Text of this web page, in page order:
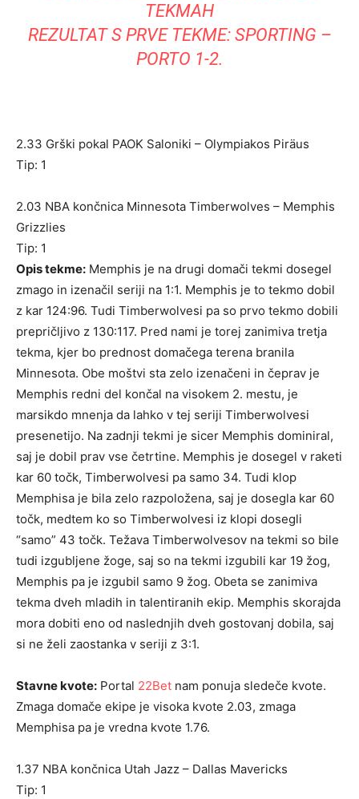
TEKMAH
REZULTAT S PRVE TEKME: SPORTING –
PORTO 1-2.
2.33 Grški pokal PAOK Saloniki – Olympiakos Piräus
Tip: 1
2.03 NBA končnica Minnesota Timberwolves – Memphis
Grizzlies
Tip: 1
Opis tekme: Memphis je na drugi domači tekmi dosegel
zmago in izenačil seriji na 1:1. Memphis je to tekmo dobil
z kar 124:96. Tudi Timberwolvesi pa so prvo tekmo dobili
prepričljivo z 130:117. Pred nami je torej zanimiva tretja
tekma, kjer bo prednost domačega terena branila
Minnesota. Obe moštvi sta zelo izenačeni in čeprav je
Memphis redni del končal na visokem 2. mestu, je
marsikdo mnenja da lahko v tej seriji Timberwolvesi
presenetijo. Na zadnji tekmi je sicer Memphis dominiral,
saj je dobil prav vse četrtine. Memphis je dosegel v raketi
kar 60 točk, Timberwolvesi pa samo 34. Tudi klop
Memphisa je bila zelo razpoložena, saj je dosegla kar 60
točk, medtem ko so Timberwolvesi iz klopi dosegli
“samo” 43 točk. Težava Timberwolvesov na tekmi so bile
tudi izgubljene žoge, saj so na tekmi izgubili kar 19 žog,
Memphis pa je izgubil samo 9 žog. Obeta se zanimiva
tekma dveh mladih in talentiranih ekip. Memphis skorajda
mora dobiti eno od naslednjih dveh gostovanj dobila, saj
si ne želi zaostanka v seriji z 3:1.
Stavne kvote: Portal 22Bet nam ponuja sledeče kvote.
Zmaga domače ekipe je visoka kvote 2.03, zmaga
Memphisa pa je vredna kvote 1.76.
1.37 NBA končnica Utah Jazz – Dallas Mavericks
Tip: 1